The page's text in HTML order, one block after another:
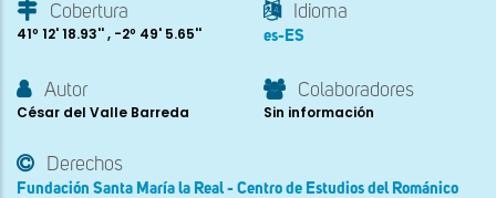
Cobertura
41º 12' 18.93'' , -2º 49' 5.65''
Idioma
es-ES
Autor
César del Valle Barreda
Colaboradores
Sin información
Derechos
Fundación Santa María la Real - Centro de Estudios del Románico